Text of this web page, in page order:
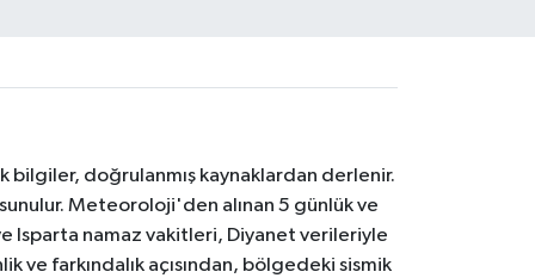
bilgiler, doğrulanmış kaynaklardan derlenir.
Meteoroloji'den alınan 5 günlük ve
Isparta namaz vakitleri, Diyanet verileriyle
ve farkındalık açısından, bölgedeki sismik